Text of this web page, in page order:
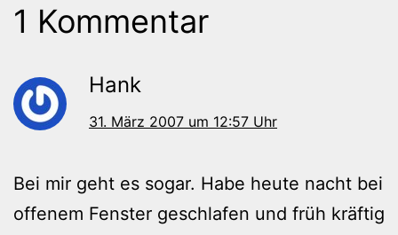
1 Kommentar
Hank
31. März 2007 um 12:57 Uhr
Bei mir geht es sogar. Habe heute nacht bei
offenem Fenster geschlafen und früh kräftig